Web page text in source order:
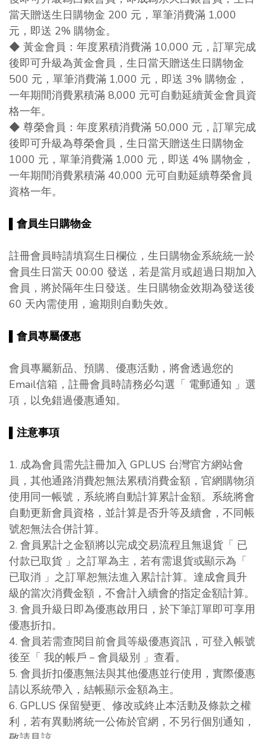
當天贈送生日購物金 200 元，單筆消費滿 1,000
元，即送 2% 購物金。
◆ 黃金會員 ： 年度累積消費滿 10,000 元，訂單完成
後即可升級為黃金會員，生日當天贈送生日購物金
500 元，單筆消費滿 1,000 元，即送 3% 購物金，
一年期間消費累積滿 8,000 元可自動延續黃金會員資
格一年。
◆ 尊榮會員 ： 年度累積消費滿 50,000 元，訂單完成
後即可升級為尊榮會員，生日當天贈送生日購物金
1000 元，單筆消費滿 1,000 元，即送 4% 購物金，
一年期間消費累積滿 40,000 元可自動延續尊榮會員
資格一年。
會員生日購物金
註冊會員時請填寫生日欄位，生日購物金系統統一於
會員生日當天 00:00 發送，若是當月或超過日期加入
會員，將於隔年生日發送。生日購物金效期為發送後
60 天內需使用，逾期則自動失效。
會員專屬優惠
會員專屬新品、預購、優惠活動，將會透過您的
Email信箱，註冊會員時請務必勾選「 電郵通知 」選
項，以免錯過優惠通知。
注意事項
1. 成為會員需先註冊加入 GPLUS 台灣官方網站會
員，其他通路消費恕無法累積消費金額，官網購物須
使用同一帳號，系統將自動計算累計金額。系統將會
自動更新會員資格，並計算是否升等及續會，不同帳
號恕無法合併計算。
2. 會員累計之金額將以完成交易流程且無退貨「 已
付款已取貨 」之訂單為主，若有需退貨或顯示為「
已取消 」之訂單恕無法進入累計計算。達成會員升
級的當次消費金額，不會計入續會的指定金額計算。
3. 會員升級日即為優惠啟用日，於下筆訂單即可享用
優惠折扣。
4. 會員若需查閱目前會員等級優惠資訊，可登入帳號
後至「 我的帳戶－會員級別 」查看。
5. 會員折扣優惠無法與其他優惠並行使用，實際優惠
請以系統帶入，結帳顯示金額為主。
6. GPLUS 保留變更、修改或終止本活動及條款之權
利，若有異動將統一公佈於官網，不另行個別通知，